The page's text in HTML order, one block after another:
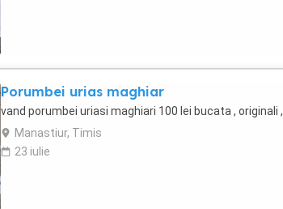
Porumbei urias maghiar
vand porumbei uriasi maghiari 100 lei bucata , originali ,
Manastiur, Timis
23 iulie